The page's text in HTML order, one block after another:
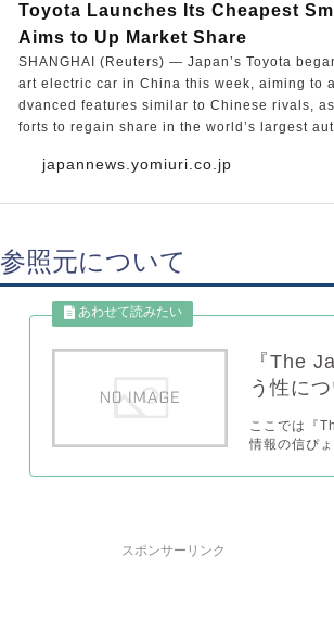
japannews.yomiuri.co.jp
Toyota Launches Its Cheapest
Aims to Up Market Share
SHANGHAI (Reuters) — Japan’s Toyota
art electric car in China this week, aiming to
dvanced features similar to Chinese rivals,
forts to regain share in the world’s largest
参照元について
『The
う性に
ここでは『
情報の信ぴ
スポンサーリンク